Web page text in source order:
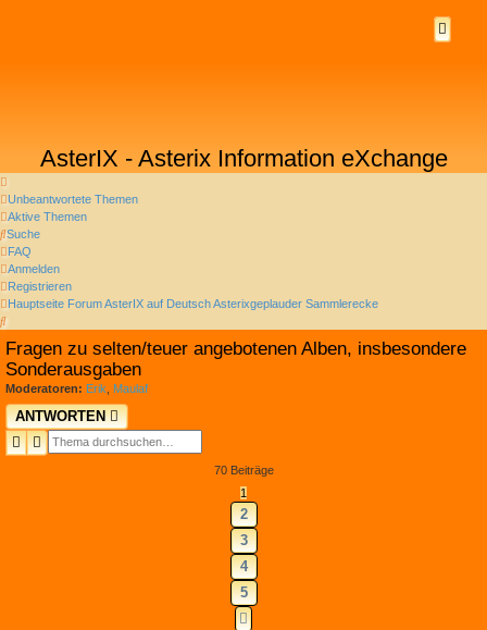
AsterIX - Asterix Information eXchange
Unbeantwortete Themen
Aktive Themen
Suche
FAQ
Anmelden
Registrieren
Hauptseite ForumAsterIX auf DeutschAsterixgeplauder Sammlerecke
Suche
Fragen zu selten/teuer angebotenen Alben, insbesondere
Sonderausgaben
Moderatoren: Erik Maulaf
ANTWORTEN
SUCHE
ERWEITERTE SUCHE
70 Beiträge
1
2
3
4
5
NÄCHSTE